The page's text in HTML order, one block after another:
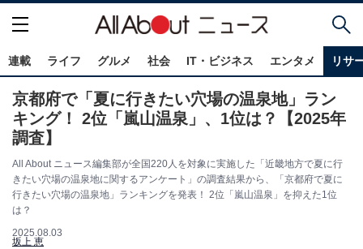
連載 ライフ グルメ 社会 IT・ビジネス エンタメ リサ
京都府で「夏に行きたい穴場の温泉地」ラン
キング！ 2位「嵐山温泉」、1位は？【2025年
調査】
All About ニュース編集部が全国220人を対象に実施した「近畿地方で夏に行
きたい穴場の温泉地に関するアンケート」の調査結果から、「京都府で夏に
行きたい穴場の温泉地」ランキングを発表！ 2位「嵐山温泉」を抑えた1位
は？
2025.08.03
坂上 恵